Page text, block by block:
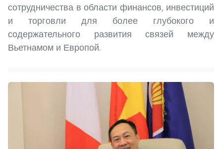
сотрудничества в области финансов, инвестиций
и торговли для более глубокого и
содержательного развития связей между
Вьетнамом и Европой.